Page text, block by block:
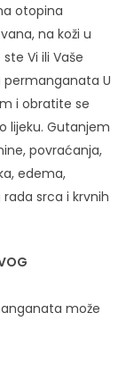
otopina
na koži u
Vi ili Vaše
U
i obratite se
lijeku. Gutanjem
povraćanja,
edema,
srca i krvnih
može